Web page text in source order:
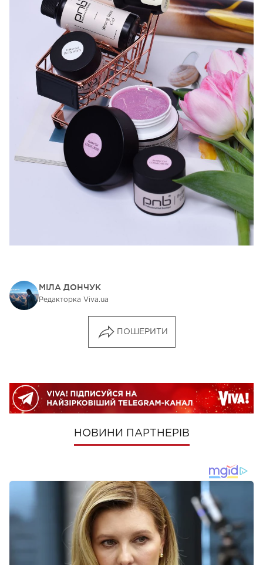
МІЛА ДОНЧУК
Редакторка Viva.ua
ПОШЕРИТИ
НОВИНИ ПАРТНЕРІВ